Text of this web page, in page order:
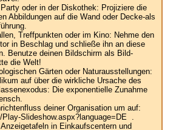
oder in der Diskothek: Projiziere die
Abbildungen auf die Wand oder Decke-als
Treffpunkten oder im Kino: Nehme den
in Beschlag und schließe ihn an diese
Benutze deinen Bildschirm als Bild-
die Welt!
Gärten oder Naturausstellungen:
auf über die wirkliche Ursache des
Die exponentielle Zunahme
deiner Organisation um auf:
Play-Slideshow.aspx?language=DE .
in Einkaufscentern und